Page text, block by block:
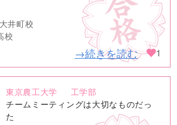
井町校
校
→続きを読む 1
東京農工大学
工学部
チームミーティングは大切なものだっ
た